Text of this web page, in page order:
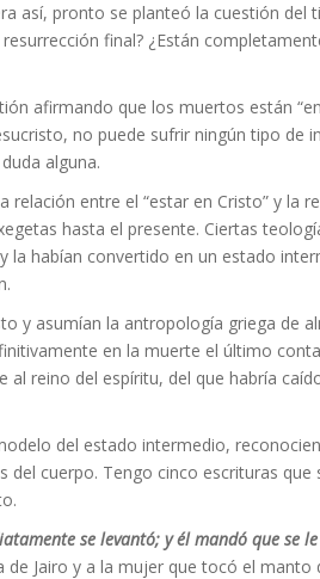
así, pronto se planteó la cuestión del
final? ¿Están
afirmando que los muertos están
no puede sufrir ningún tipo de
alguna.
entre el “estar en Cristo” y la
hasta el presente. Ciertas
habían convertido en un estado
y asumían la antropología griega de
en la muerte el último
reino del espíritu, del que habría
del estado intermedio,
cuerpo. Tengo cinco escrituras que
se levantó; y él mandó que se
Jairo y a la mujer que tocó el manto